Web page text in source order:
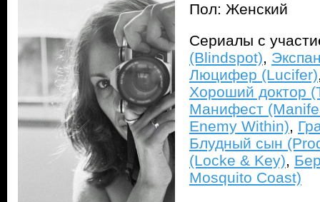
Пол: Женский
Сериалы с
(Blindspot),
Люцифер (Lucifer)
Хороший доктор
Манифест
Enemy Within),
Блудный сын
(Locke & Key),
Mosquito Coast)